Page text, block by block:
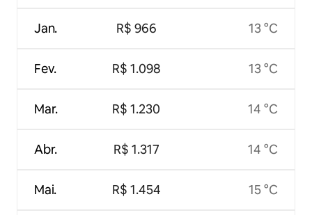
Jan.
Fev.
Mar.
Abr.
Mai.
R$ 966
R$ 1.098
R$ 1.230
R$ 1.317
R$ 1.454
13 °C
13 °C
14 °C
14 °C
15 °C